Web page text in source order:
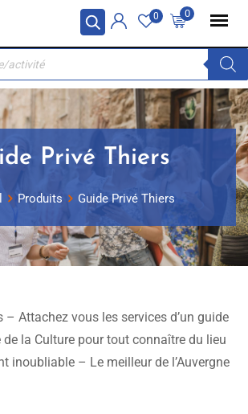
cookies 0
0
Privé Thiers
Produits Guide Privé Thiers
– Attachez vous les services d’un guide
la Culture pour tout connaître du lieu
inoubliable – Le meilleur de l’Auvergne